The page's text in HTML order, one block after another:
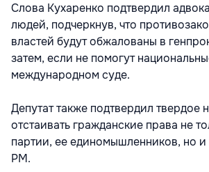
Слова Кухаренко подтвердил
людей, подчеркнув, что
властей будут обжалованы в
затем, если не помогут
международном суде.
Депутат также подтвердил
отстаивать гражданские права не
партии, ее единомышленников, но и
РМ.